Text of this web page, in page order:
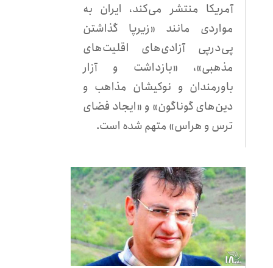
آمریکا منتشر می‌کند، ایران به
مواردی مانند «زیرپا گذاشتن
پی‌درپی آزادی‌های اقلیت‌های
مذهبی»، «بازداشت و آزار
باورمندان و نوکیشان مذاهب و
دین‌های گوناگون» و «ایجاد فضای
ترس و هراس» متهم شده است.